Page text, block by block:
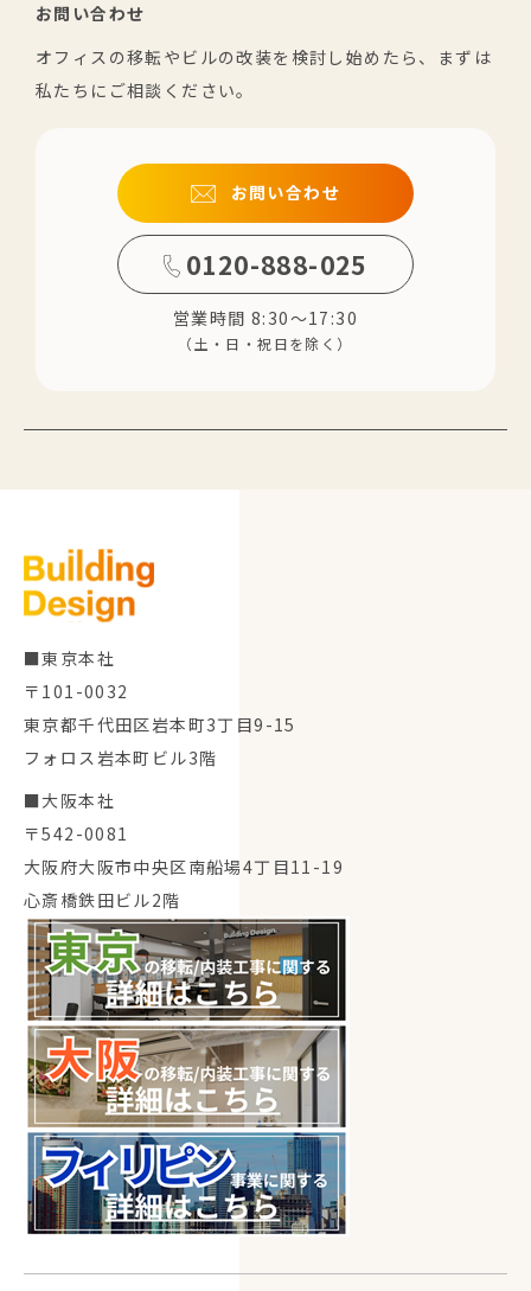
お問い合わせ
オフィスの移転やビルの改装を検討し始めたら、まずは
私たちにご相談ください。
お問い合わせ
0120-888-025
営業時間 8:30～17:30
（土・日・祝日を除く）
■東京本社
〒101-0032
東京都千代田区岩本町3丁目9-15
フォロス岩本町ビル3階
■大阪本社
〒542-0081
大阪府大阪市中央区南船場4丁目11-19
心斎橋鉄田ビル2階